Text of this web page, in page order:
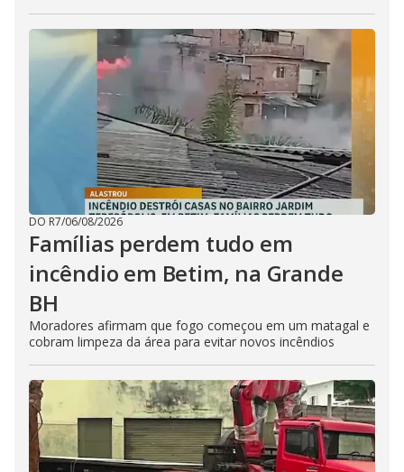
DO R7/06/08/2026
Famílias perdem tudo em
incêndio em Betim, na Grande
BH
Moradores afirmam que fogo começou em um matagal e
cobram limpeza da área para evitar novos incêndios